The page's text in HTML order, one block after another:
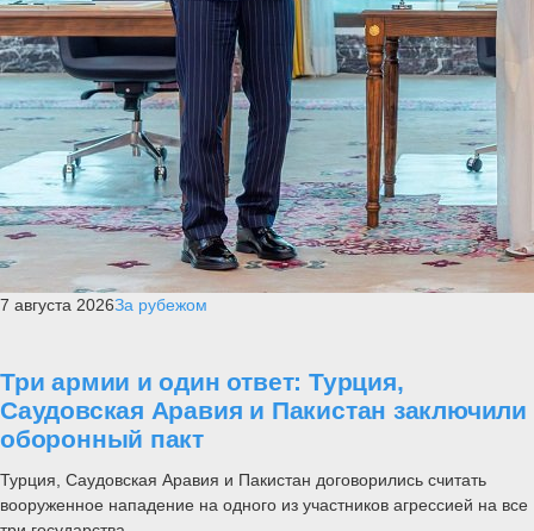
7 августа 2026За рубежом
Три армии и один ответ: Турция,
Саудовская Аравия и Пакистан заключили
оборонный пакт
Турция, Саудовская Аравия и Пакистан договорились считать
вооруженное нападение на одного из участников агрессией на все